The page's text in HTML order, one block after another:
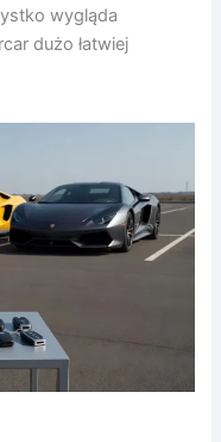
wygląda
dużo łatwiej